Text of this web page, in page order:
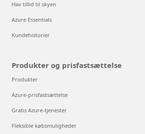
Hav tillid til skyen
Azure Essentials
Kundehistorier
Produkter og prisfastsættelse
Produkter
Azure-prisfastsættelse
Gratis Azure-tjenester
Fleksible købsmuligheder